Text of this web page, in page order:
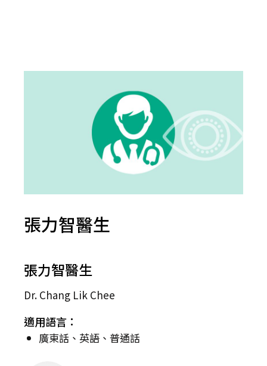
張力智醫生
張力智醫生
Dr. Chang Lik Chee
適用語言：
廣東話、英語、普通話